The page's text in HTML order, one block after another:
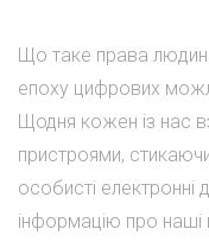
Що таке права
епоху цифрових
Щодня кожен із нас
пристроями,
особисті електронні
інформацію про наші